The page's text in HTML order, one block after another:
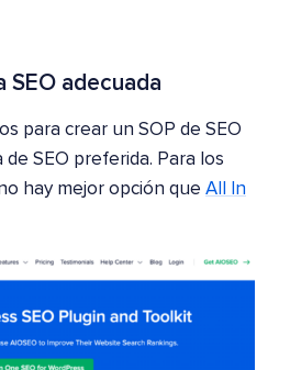
SEO adecuada
para crear un SOP de SEO
SEO preferida. Para los
hay mejor opción que All In